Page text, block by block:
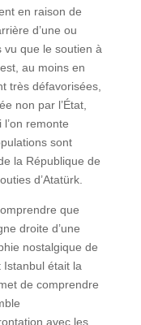
en raison de
d’une ou
vu que le soutien à
au moins en
très défavorisées,
non par l’État,
remonte
sont
la République de
d’Atatürk.
que
droite d’une
nostalgique de
Istanbul était la
de comprendre
avec les